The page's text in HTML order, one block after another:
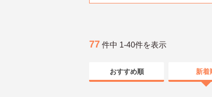
77 件中 1-40件を表示
おすすめ順 新着